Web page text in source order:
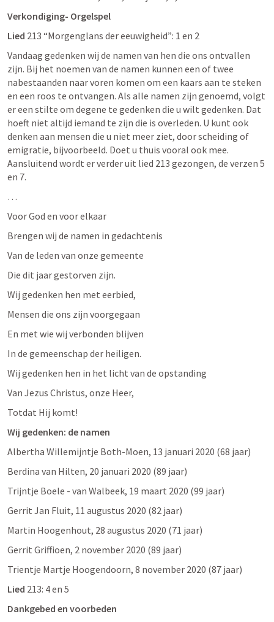
Verkondiging- Orgelspel
Lied 213 “Morgenglans der eeuwigheid”: 1 en 2
Vandaag gedenken wij de namen van hen die ons ontvallen
zijn. Bij het noemen van de namen kunnen een of twee
nabestaanden naar voren komen om een kaars aan te steken
en een roos te ontvangen. Als alle namen zijn genoemd, volgt
er een stilte om degene te gedenken die u wilt gedenken. Dat
hoeft niet altijd iemand te zijn die is overleden. U kunt ook
denken aan mensen die u niet meer ziet, door scheiding of
emigratie, bijvoorbeeld. Doet u thuis vooral ook mee.
Aansluitend wordt er verder uit lied 213 gezongen, de verzen 5
en 7.
…
Voor God en voor elkaar
Brengen wij de namen in gedachtenis
Van de leden van onze gemeente
Die dit jaar gestorven zijn.
Wij gedenken hen met eerbied,
Mensen die ons zijn voorgegaan
En met wie wij verbonden blijven
In de gemeenschap der heiligen.
Wij gedenken hen in het licht van de opstanding
Van Jezus Christus, onze Heer,
Totdat Hij komt!
Wij gedenken: de namen
Albertha Willemijntje Both-Moen, 13 januari 2020 (68 jaar)
Berdina van Hilten, 20 januari 2020 (89 jaar)
Trijntje Boele - van Walbeek, 19 maart 2020 (99 jaar)
Gerrit Jan Fluit, 11 augustus 2020 (82 jaar)
Martin Hoogenhout, 28 augustus 2020 (71 jaar)
Gerrit Griffioen, 2 november 2020 (89 jaar)
Trientje Martje Hoogendoorn, 8 november 2020 (87 jaar)
Lied 213: 4 en 5
Dankgebed en voorbeden